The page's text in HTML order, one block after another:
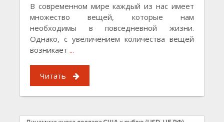
В современном мире каждый из нас имеет
множество вещей, которые нам
необходимы в повседневной жизни.
Однако, с увеличением количества вещей
возникает ...
Читать